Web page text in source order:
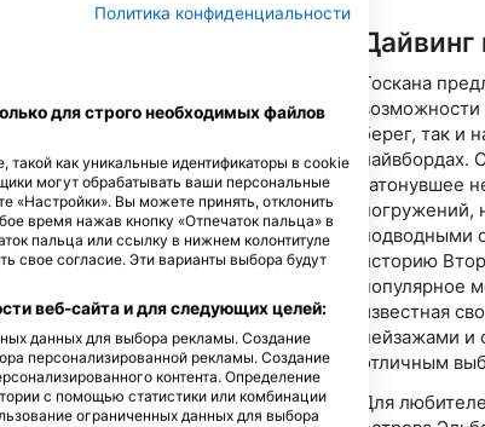
Сбор рассчитан как на
и на тех, кто хочет
в кристально чистых водах.
подходит для тех, кто уже
Diver (или эквивалент) и хочет
лучших дайв-сайтов
каждый год с весны по осень,
в указанные сроки.Для
3331321563 -
Дайвинг
Тоскана
берег, так и
лайвбордах.
затонувшее
погружений,
подводными
историю
популярное
известная
пейзажами
отличным
Для
Политика конфиденциальности
для строго необходимых файлов
как уникальные идентификаторы в cookie
могут обрабатывать ваши персональные
«Настройки». Вы можете принять, отклонить
время нажав кнопку «Отпечаток пальца» в
пальца или ссылку в нижнем колонтитуле
свое согласие. Эти варианты выбора будут
веб-сайта и для следующих целей:
данных для выбора рекламы. Создание
персонализированной рекламы. Создание
контента. Определение
с помощью статистики или комбинации
ограниченных данных для выбора